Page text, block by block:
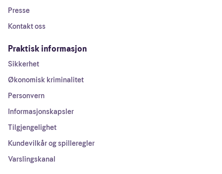
Presse
Kontakt oss
Praktisk informasjon
Sikkerhet
Økonomisk kriminalitet
Personvern
Informasjonskapsler
Tilgjengelighet
Kundevilkår og spilleregler
Varslingskanal